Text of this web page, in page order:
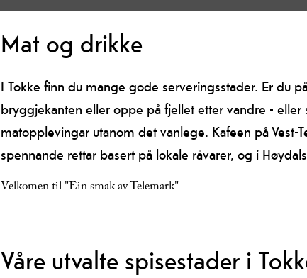
Mat og drikke
I Tokke finn du mange gode serveringsstader. Er du
bryggjekanten eller oppe på fjellet etter vandre - eller
matopplevingar utanom det vanlege. Kafeen på
spennande rettar basert på lokale råvarer, og i
Velkomen til "Ein smak av Telemark"
Våre utvalte spisestader i